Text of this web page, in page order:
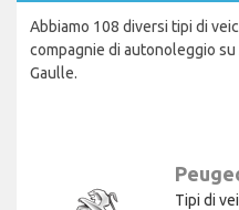
Abbiamo 108 diversi tipi di
compagnie di autonoleggio
Gaulle.
Tipi di